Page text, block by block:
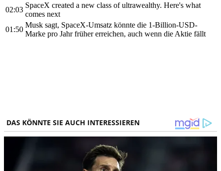
02:03
SpaceX created a new class of ultrawealthy. Here's what
comes next
01:50
Musk sagt, SpaceX-Umsatz könnte die 1-Billion-USD-
Marke pro Jahr früher erreichen, auch wenn die Aktie fällt